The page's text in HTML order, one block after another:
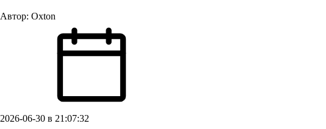
Автор: Oxton
2026-06-30 в 21:07:32